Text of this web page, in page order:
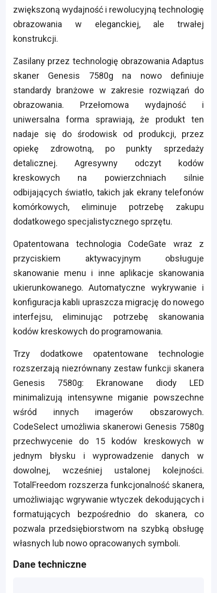
zwiększoną wydajność i rewolucyjną technologię
obrazowania w eleganckiej, ale trwałej
konstrukcji.
Zasilany przez technologię obrazowania Adaptus
skaner Genesis 7580g na nowo definiuje
standardy branżowe w zakresie rozwiązań do
obrazowania. Przełomowa wydajność i
uniwersalna forma sprawiają, że produkt ten
nadaje się do środowisk od produkcji, przez
opiekę zdrowotną, po punkty sprzedaży
detalicznej. Agresywny odczyt kodów
kreskowych na powierzchniach silnie
odbijających światło, takich jak ekrany telefonów
komórkowych, eliminuje potrzebę zakupu
dodatkowego specjalistycznego sprzętu.
Opatentowana technologia CodeGate wraz z
przyciskiem aktywacyjnym obsługuje
skanowanie menu i inne aplikacje skanowania
ukierunkowanego. Automatyczne wykrywanie i
konfiguracja kabli upraszcza migrację do nowego
interfejsu, eliminując potrzebę skanowania
kodów kreskowych do programowania.
Trzy dodatkowe opatentowane technologie
rozszerzają niezrównany zestaw funkcji skanera
Genesis 7580g: Ekranowane diody LED
minimalizują intensywne miganie powszechne
wśród innych imagerów obszarowych.
CodeSelect umożliwia skanerowi Genesis 7580g
przechwycenie do 15 kodów kreskowych w
jednym błysku i wyprowadzenie danych w
dowolnej, wcześniej ustalonej kolejności.
TotalFreedom rozszerza funkcjonalność skanera,
umożliwiając wgrywanie wtyczek dekodujących i
formatujących bezpośrednio do skanera, co
pozwala przedsiębiorstwom na szybką obsługę
własnych lub nowo opracowanych symboli.
Dane techniczne